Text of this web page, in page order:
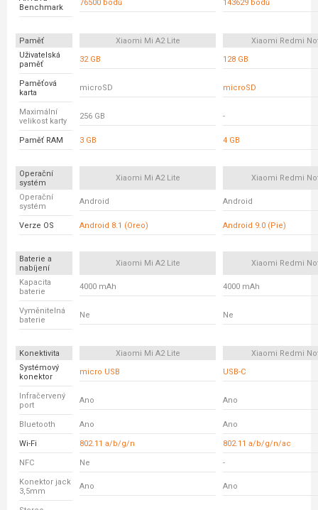
Benchmark
76500 bodů 143629 bodů
Paměť Xiaomi Mi A2 Lite
Xiaomi Redmi
Uživatelská
paměť
32 GB 128 GB
Paměťová
karta
microSD microSD
Maximální
velikost karty
256 GB -
Paměť RAM 3 GB 4 GB
Operační
systém
Xiaomi Mi A2 Lite Xiaomi Redmi
Operační
systém
Android Android
Verze OS Android 8.1 (Oreo) Android 9.0 (Pie)
Baterie a
nabíjení
Xiaomi Mi A2 Lite Xiaomi Redmi
Kapacita
baterie
4000 mAh 4000 mAh
Vyměnitelná
baterie
Ne Ne
Konektivita Xiaomi Mi A2 Lite
Xiaomi Redmi
Systémový
konektor
micro USB USB-C
Infračervený
port
Ano Ano
Bluetooth Ano Ano
Wi-Fi 802.11 a/b/g/n 802.11 a/b/g/n/ac
NFC Ne -
Konektor jack
3,5mm
Ano Ano